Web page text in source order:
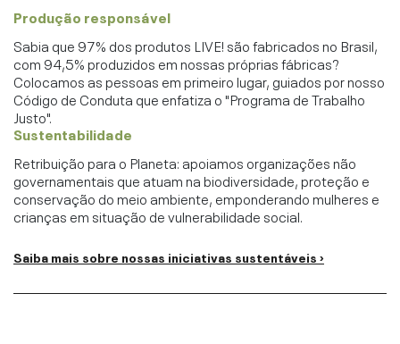
Produção responsável
Sabia que 97% dos produtos LIVE! são fabricados no Brasil,
com 94,5% produzidos em nossas próprias fábricas?
Colocamos as pessoas em primeiro lugar, guiados por nosso
Código de Conduta que enfatiza o "Programa de Trabalho
Justo".
Sustentabilidade
Retribuição para o Planeta: apoiamos organizações não
governamentais que atuam na biodiversidade, proteção e
conservação do meio ambiente, emponderando mulheres e
crianças em situação de vulnerabilidade social.
Saiba mais sobre nossas iniciativas sustentáveis ›